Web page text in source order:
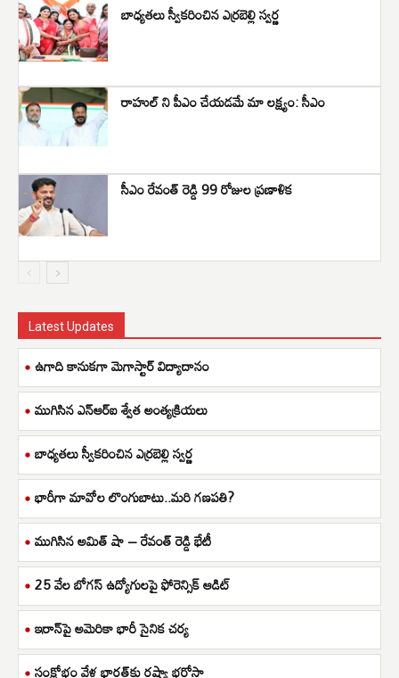
బాధ్యతలు స్వీకరించిన ఎర్రబెల్లి స్వర్ణ
రాహుల్ ని పీఎం చేయడమే మా లక్ష్యం: సీఎం
సీఎం రేవంత్ రెడ్డి 99 రోజుల ప్రణాళిక
Latest Updates
ఉగాది కానుకగా మెగాస్టార్ విద్యాదానం
ముగిసిన ఎన్ఆర్ఐ శ్వేత అంత్యక్రియలు
బాధ్యతలు స్వీకరించిన ఎర్రబెల్లి స్వర్ణ
భారీగా మావోల లొంగుబాటు..మరి గణపతి?
ముగిసిన అమిత్ షా – రేవంత్ రెడ్డి భేటీ
25 వేల బోగస్ ఉద్యోగులపై ఫోరెన్సిక్ ఆడిట్
ఇరాన్‌పై అమెరికా భారీ సైనిక చర్య
సంక్షోభం వేళ భారత్‌కు రష్యా భరోసా